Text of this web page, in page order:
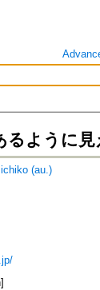
ように
(au.)